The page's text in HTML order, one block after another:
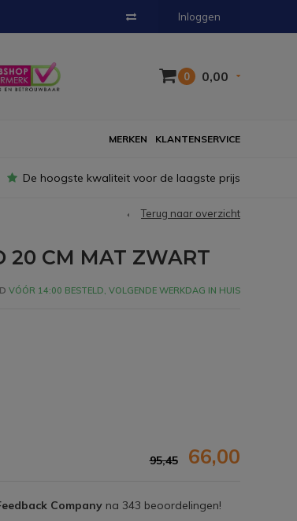
Inloggen
0 0,00
KLANTENSERVICE
MERKEN
De hoogste kwaliteit voor de laagste prijs
Terug naar overzicht
20 CM MAT ZWART
VÓÓR 14:00 BESTELD, VOLGENDE WERKDAG IN HUIS
95,45 66,00
Companyna 343 beoordelingen!